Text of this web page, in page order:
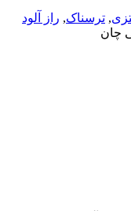
, ترسناک, راز آلود